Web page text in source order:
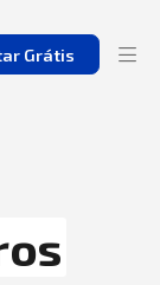
Grátis